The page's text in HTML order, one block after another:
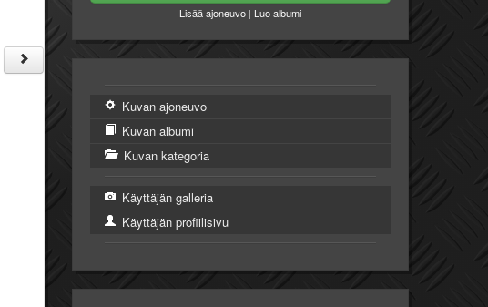
Lisää ajoneuvo | Luo albumi
Kuvan ajoneuvo
Kuvan albumi
Kuvan kategoria
Käyttäjän galleria
Käyttäjän profiilisivu